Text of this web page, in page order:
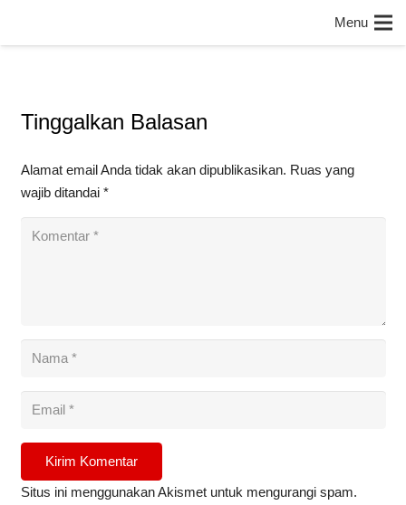
Menu
Tinggalkan Balasan
Alamat email Anda tidak akan dipublikasikan. Ruas yang
wajib ditandai *
Kirim Komentar
Situs ini menggunakan Akismet untuk mengurangi spam.